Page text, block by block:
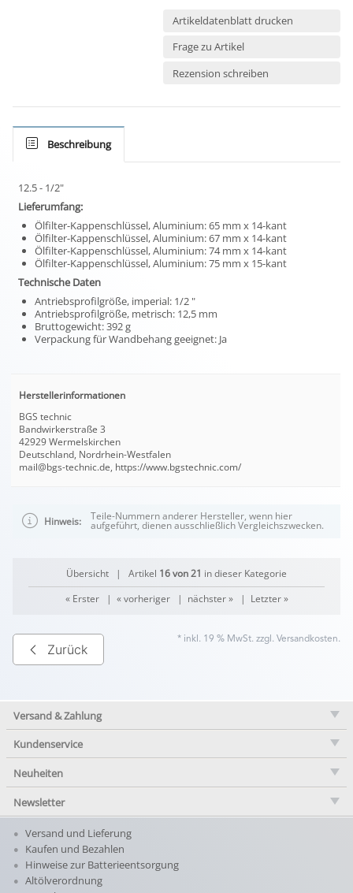
Artikeldatenblatt drucken
Frage zu Artikel
Rezension schreiben
Beschreibung
12.5 - 1/2"
Lieferumfang:
Ölfilter-Kappenschlüssel, Aluminium: 65 mm x 14-kant
Ölfilter-Kappenschlüssel, Aluminium: 67 mm x 14-kant
Ölfilter-Kappenschlüssel, Aluminium: 74 mm x 14-kant
Ölfilter-Kappenschlüssel, Aluminium: 75 mm x 15-kant
Technische Daten
Antriebsprofilgröße, imperial: 1/2 "
Antriebsprofilgröße, metrisch: 12,5 mm
Bruttogewicht: 392 g
Verpackung für Wandbehang geeignet: Ja
Herstellerinformationen
BGS technic
Bandwirkerstraße 3
42929 Wermelskirchen
Deutschland, Nordrhein-Westfalen
mail@bgs-technic.de, https://www.bgstechnic.com/
Hinweis: Teile-Nummern anderer Hersteller, wenn hier
aufgeführt, dienen ausschließlich Vergleichszwecken.
Übersicht | Artikel 16 von 21 in dieser Kategorie
« Erster| « vorheriger| nächster »| Letzter »
Zurück
* inkl. 19 % MwSt. zzgl. Versandkosten.
Versand & Zahlung
Kundenservice
Neuheiten
Newsletter
Versand und Lieferung
Kaufen und Bezahlen
Hinweise zur Batterieentsorgung
Altölverordnung